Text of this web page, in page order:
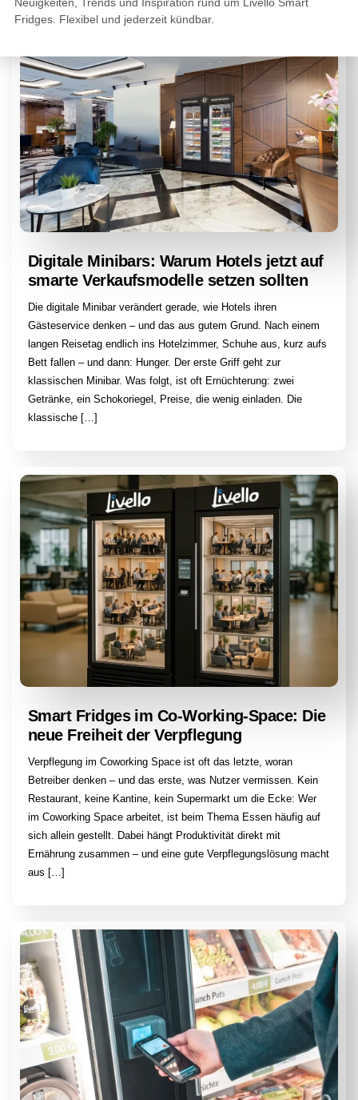
Digitale Minibars: Warum Hotels jetzt auf
smarte Verkaufsmodelle setzen sollten
Die digitale Minibar verändert gerade, wie Hotels ihren
Gästeservice denken – und das aus gutem Grund. Nach einem
langen Reisetag endlich ins Hotelzimmer, Schuhe aus, kurz aufs
Bett fallen – und dann: Hunger. Der erste Griff geht zur
klassischen Minibar. Was folgt, ist oft Ernüchterung: zwei
Getränke, ein Schokoriegel, Preise, die wenig einladen. Die
klassische […]
Smart Fridges im Co-Working-Space: Die
neue Freiheit der Verpflegung
Verpflegung im Coworking Space ist oft das letzte, woran
Betreiber denken – und das erste, was Nutzer vermissen. Kein
Restaurant, keine Kantine, kein Supermarkt um die Ecke: Wer
im Coworking Space arbeitet, ist beim Thema Essen häufig auf
sich allein gestellt. Dabei hängt Produktivität direkt mit
Ernährung zusammen – und eine gute Verpflegungslösung macht
aus […]
Fridges. Flexibel und jederzeit kündbar.